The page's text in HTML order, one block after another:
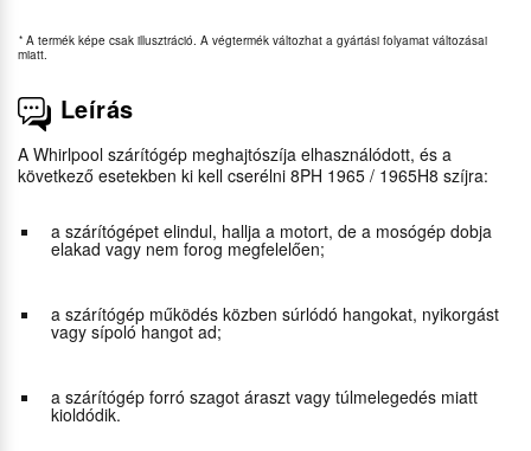
* A termék képe csak illusztráció. A végtermék változhat a gyártási folyamat változásai
miatt.
Leírás
A Whirlpool szárítógép meghajtószíja elhasználódott, és a
következő esetekben ki kell cserélni 8PH 1965 / 1965H8 szíjra:
a szárítógépet elindul, hallja a motort, de a mosógép dobja
elakad vagy nem forog megfelelően;
a szárítógép működés közben súrlódó hangokat, nyikorgást
vagy sípoló hangot ad;
a szárítógép forró szagot áraszt vagy túlmelegedés miatt
kioldódik.